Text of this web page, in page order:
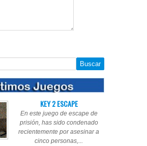
KEY 2 ESCAPE
En este juego de escape de
prisión, has sido condenado
recientemente por asesinar a
cinco personas,...